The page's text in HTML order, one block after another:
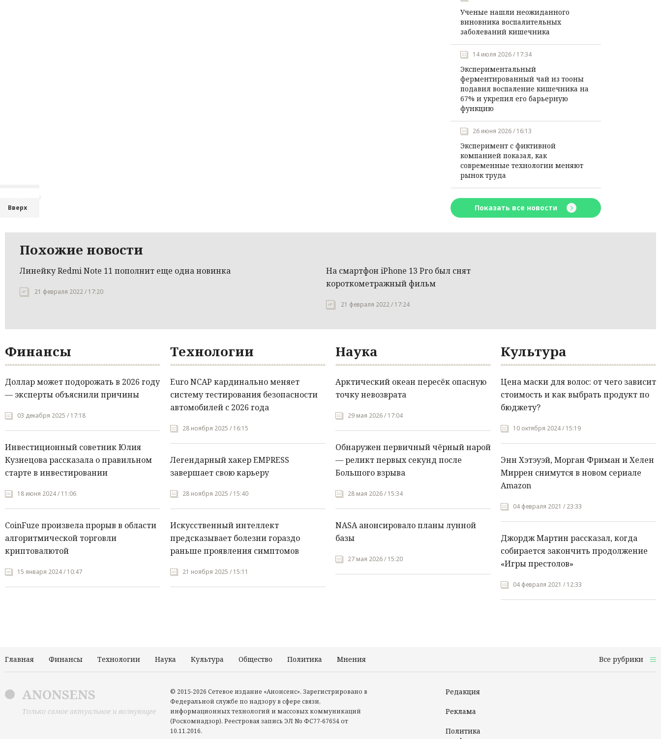
Вверх
Ученые нашли неожиданного
виновника воспалительных
заболеваний кишечника
14 июля 2026 / 17:34
Экспериментальный
ферментированный чай из тооны
подавил воспаление кишечника на
67% и укрепил его барьерную
функцию
26 июня 2026 / 16:13
Эксперимент с фиктивной
компанией показал, как
современные технологии меняют
рынок труда
Показать все новости
Похожие новости
Линейку Redmi Note 11 пополнит еще одна новинка
21 февраля 2022 / 17:20
На смартфон iPhone 13 Pro был снят
короткометражный фильм
21 февраля 2022 / 17:24
Финансы
Доллар может подорожать в 2026 году
— эксперты объяснили причины
03 декабря 2025 / 17:18
Инвестиционный советник Юлия
Кузнецова рассказала о правильном
старте в инвестировании
18 июня 2024 / 11:06
CoinFuze произвела прорыв в области
алгоритмической торговли
криптовалютой
15 января 2024 / 10:47
Технологии
Euro NCAP кардинально меняет
систему тестирования безопасности
автомобилей с 2026 года
28 ноября 2025 / 16:15
Легендарный хакер EMPRESS
завершает свою карьеру
28 ноября 2025 / 15:40
Искусственный интеллект
предсказывает болезни гораздо
раньше проявления симптомов
21 ноября 2025 / 15:11
Наука
Арктический океан пересёк опасную
точку невозврата
29 мая 2026 / 17:04
Обнаружен первичный чёрный нарой
— реликт первых секунд после
Большого взрыва
28 мая 2026 / 15:34
NASA анонсировало планы лунной
базы
27 мая 2026 / 15:20
Культура
Цена маски для волос: от чего зависит
стоимость и как выбрать продукт по
бюджету?
10 октября 2024 / 15:19
Энн Хэтэуэй, Морган Фриман и Хелен
Миррен снимутся в новом сериале
Amazon
04 февраля 2021 / 23:33
Джордж Мартин рассказал, когда
собирается закончить продолжение
«Игры престолов»
04 февраля 2021 / 12:33
Главная Финансы Технологии Наука Культура Общество Политика Мнения Все рубрики
ANONSENS
Только самое актуальное и волнующее
© 2015-2026 Сетевое издание «Анонсенс». Зарегистрировано в
Федеральной службе по надзору в сфере связи,
информационных технологий и массовых коммуникаций
(Роскомнадзор). Реестровая запись ЭЛ No ФС77-67654 от
10.11.2016.
Редакция
Реклама
Политика